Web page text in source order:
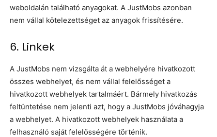
weboldalán található anyagokat. A JustMobs azonban
nem vállal kötelezettséget az anyagok frissítésére.
6. Linkek
A JustMobs nem vizsgálta át a webhelyére hivatkozott
összes webhelyet, és nem vállal felelősséget a
hivatkozott webhelyek tartalmáért. Bármely hivatkozás
feltüntetése nem jelenti azt, hogy a JustMobs jóváhagyja
a webhelyet. A hivatkozott webhelyek használata a
felhasználó saját felelősségére történik.